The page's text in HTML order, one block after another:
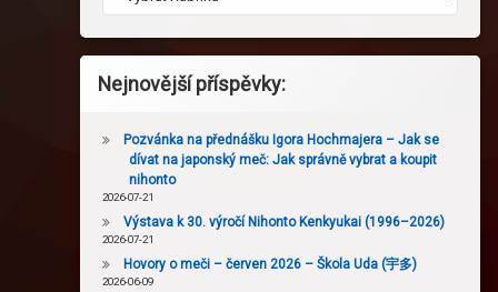
Nejnovější příspěvky:
Pozvánka na přednášku Igora Hochmajera – Jak se
dívat na japonský meč: Jak správně vybrat a koupit
nihonto
2026-07-21
Výstava k 30. výročí Nihonto Kenkyukai (1996–2026)
2026-07-21
Hovory o meči – červen 2026 – Škola Uda (宇多)
2026-06-09